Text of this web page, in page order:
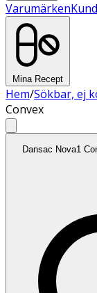
Varumärken
Mina Recept
Hem/Sökbar, ej
Convex
Dansac Nova1